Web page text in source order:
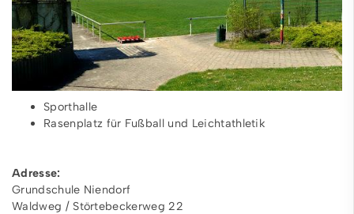
Sporthalle
Rasenplatz für Fußball und Leichtathletik
Adresse:
Grundschule Niendorf
Waldweg / Störtebeckerweg 22